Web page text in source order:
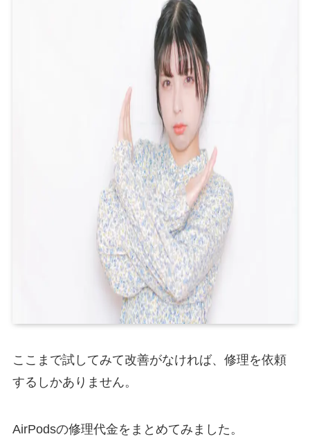
ここまで試してみて改善がなければ、修理を依頼
するしかありません。
AirPodsの修理代金をまとめてみました。